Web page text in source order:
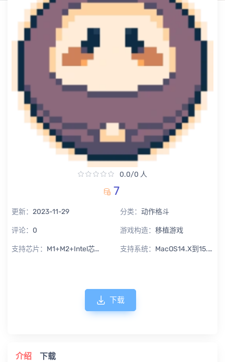
0.0/0 人
7
更新： 2023-11-29 分类： 动作格斗
评论： 0 游戏构造： 移植游戏
支持芯片： M1+M2+Intel芯片通用 支持系统： MacOS14.X到15.X Sequoia
下载
介绍 下载